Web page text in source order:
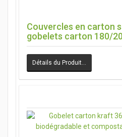
Couvercles en carton
gobelets carton 180/
Détails du Produit…